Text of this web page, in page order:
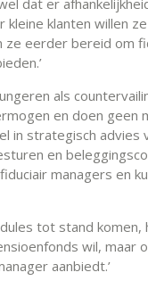
dat er
kleine klanten willen
ze eerder bereid om
als
en doen geen
in strategisch advies
en
managers en
tot stand
wil, maar
aanbiedt.’